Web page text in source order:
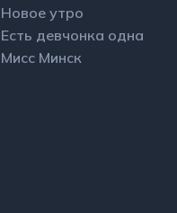
Новое утро
Есть девчонка одна
Мисс Минск